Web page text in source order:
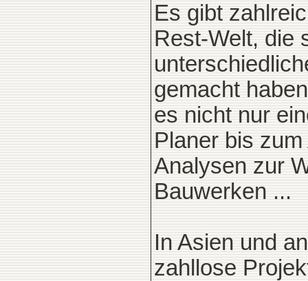
Es gibt
Rest-Welt, die
gemacht
es nicht nur
Planer bis
Analysen zur
Bauwerken ...
In Asien und
zahllose